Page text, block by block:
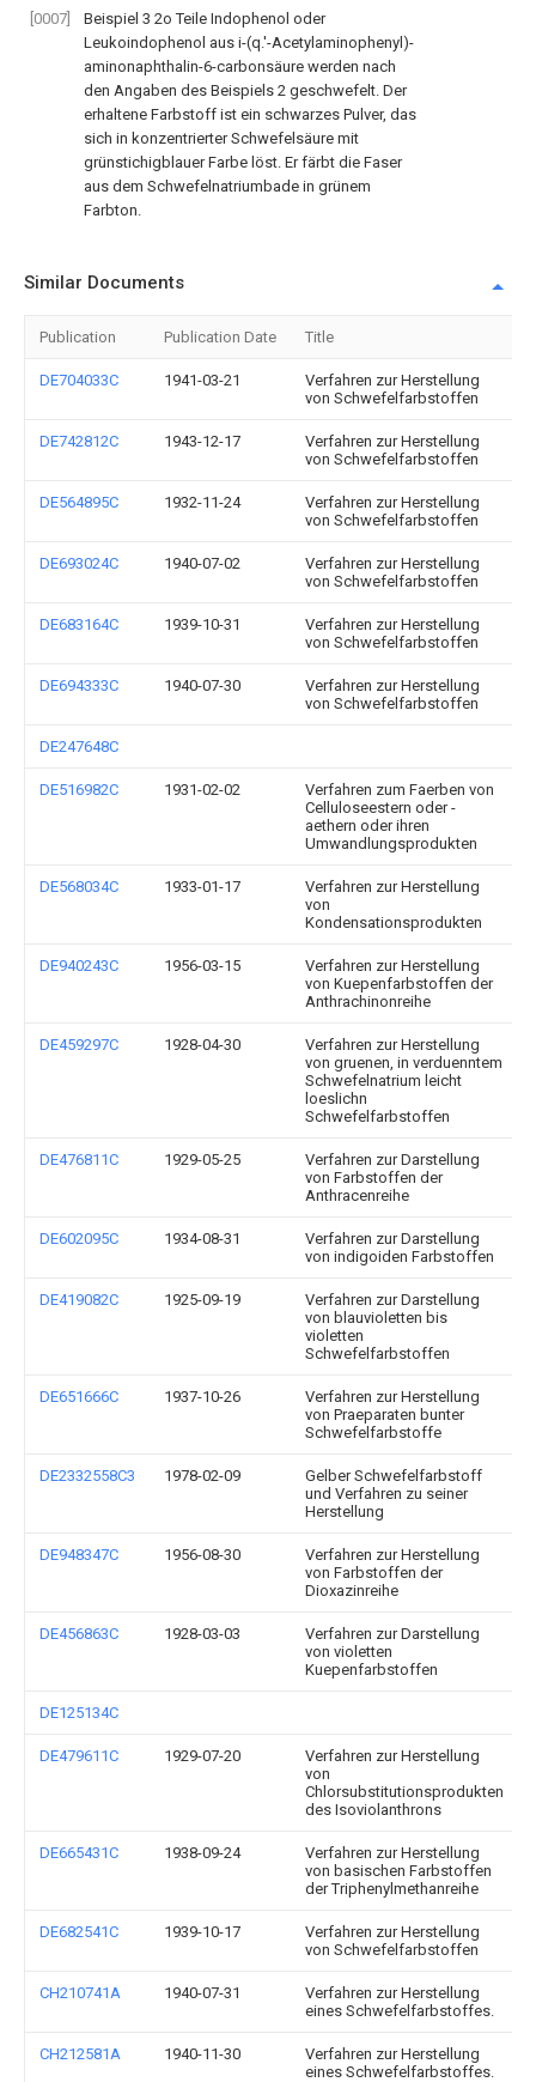
[0007]
Beispiel 3 2o Teile Indophenol oder
Leukoindophenol aus i-(q.'-Acetylaminophenyl)-
aminonaphthalin-6-carbonsäure werden nach
den Angaben des Beispiels 2 geschwefelt. Der
erhaltene Farbstoff ist ein schwarzes Pulver, das
sich in konzentrierter Schwefelsäure mit
grünstichigblauer Farbe löst. Er färbt die Faser
aus dem Schwefelnatriumbade in grünem
Farbton.
Similar Documents
Publication Publication Date Title
DE704033C 1941-03-21
Verfahren zur Herstellung
von Schwefelfarbstoffen
DE742812C 1943-12-17
Verfahren zur Herstellung
von Schwefelfarbstoffen
DE564895C 1932-11-24
Verfahren zur Herstellung
von Schwefelfarbstoffen
DE693024C 1940-07-02
Verfahren zur Herstellung
von Schwefelfarbstoffen
DE683164C 1939-10-31
Verfahren zur Herstellung
von Schwefelfarbstoffen
DE694333C 1940-07-30
Verfahren zur Herstellung
von Schwefelfarbstoffen
DE247648C
DE516982C 1931-02-02
Verfahren zum Faerben von
Celluloseestern oder -
aethern oder ihren
Umwandlungsprodukten
DE568034C 1933-01-17
Verfahren zur Herstellung
von
Kondensationsprodukten
DE940243C 1956-03-15
Verfahren zur Herstellung
von Kuepenfarbstoffen der
Anthrachinonreihe
DE459297C 1928-04-30
Verfahren zur Herstellung
von gruenen, in verduenntem
Schwefelnatrium leicht
loeslichn
Schwefelfarbstoffen
DE476811C 1929-05-25
Verfahren zur Darstellung
von Farbstoffen der
Anthracenreihe
DE602095C 1934-08-31
Verfahren zur Darstellung
von indigoiden Farbstoffen
DE419082C 1925-09-19
Verfahren zur Darstellung
von blauvioletten bis
violetten
Schwefelfarbstoffen
DE651666C 1937-10-26
Verfahren zur Herstellung
von Praeparaten bunter
Schwefelfarbstoffe
DE2332558C3 1978-02-09
Gelber Schwefelfarbstoff
und Verfahren zu seiner
Herstellung
DE948347C 1956-08-30
Verfahren zur Herstellung
von Farbstoffen der
Dioxazinreihe
DE456863C 1928-03-03
Verfahren zur Darstellung
von violetten
Kuepenfarbstoffen
DE125134C
DE479611C 1929-07-20
Verfahren zur Herstellung
von
Chlorsubstitutionsprodukten
des Isoviolanthrons
DE665431C 1938-09-24
Verfahren zur Herstellung
von basischen Farbstoffen
der Triphenylmethanreihe
DE682541C 1939-10-17
Verfahren zur Herstellung
von Schwefelfarbstoffen
CH210741A 1940-07-31
Verfahren zur Herstellung
eines Schwefelfarbstoffes.
CH212581A 1940-11-30
Verfahren zur Herstellung
eines Schwefelfarbstoffes.